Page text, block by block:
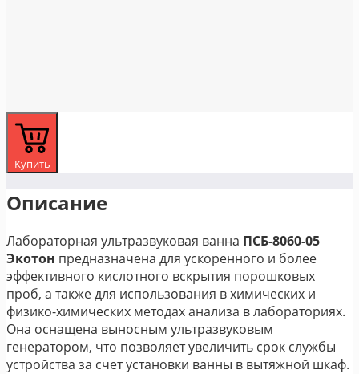
Купить
Описание
Лабораторная ультразвуковая ванна ПСБ-8060-05
Экотон предназначена для ускоренного и более
эффективного кислотного вскрытия порошковых
проб, а также для использования в химических и
физико-химических методах анализа в лабораториях.
Она оснащена выносным ультразвуковым
генератором, что позволяет увеличить срок службы
устройства за счет установки ванны в вытяжной шкаф.